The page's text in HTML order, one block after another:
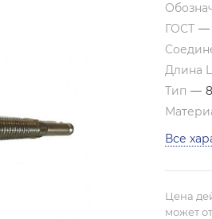
ГОСТ —
Длина
Тип —
Все
Цена
может